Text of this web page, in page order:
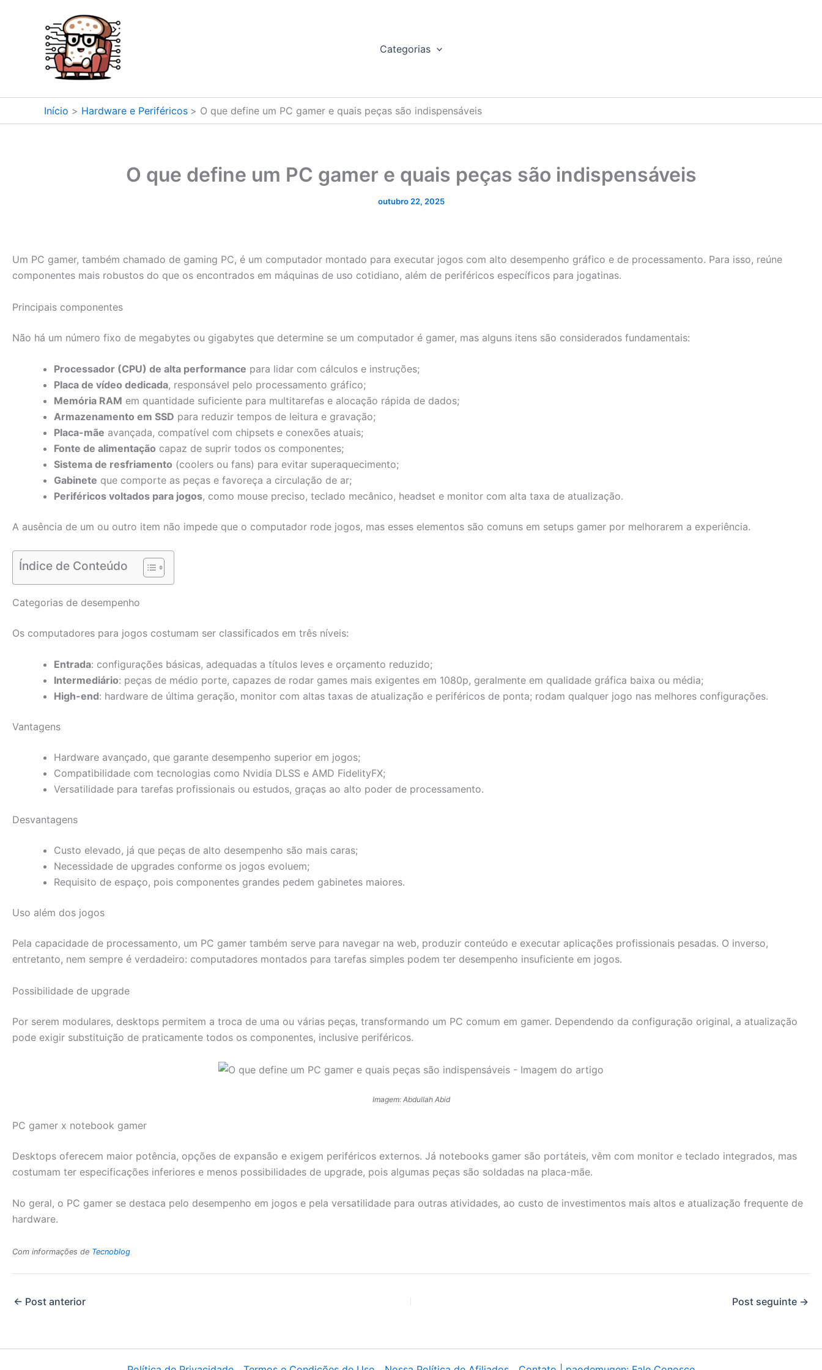
Categorias
Início Hardware e Periféricos O que define um PC gamer e quais peças são indispensáveis
O que define um PC gamer e quais peças são indispensáveis
outubro 22, 2025
Um PC gamer, também chamado de gaming PC, é um computador montado para executar jogos com alto desempenho gráfico e de processamento. Para isso, reúne
componentes mais robustos do que os encontrados em máquinas de uso cotidiano, além de periféricos específicos para jogatinas.
Principais componentes
Não há um número fixo de megabytes ou gigabytes que determine se um computador é gamer, mas alguns itens são considerados fundamentais:
Processador (CPU) de alta performance para lidar com cálculos e instruções;
Placa de vídeo dedicada, responsável pelo processamento gráfico;
Memória RAM em quantidade suficiente para multitarefas e alocação rápida de dados;
Armazenamento em SSD para reduzir tempos de leitura e gravação;
Placa-mãe avançada, compatível com chipsets e conexões atuais;
Fonte de alimentação capaz de suprir todos os componentes;
Sistema de resfriamento (coolers ou fans) para evitar superaquecimento;
Gabinete que comporte as peças e favoreça a circulação de ar;
Periféricos voltados para jogos, como mouse preciso, teclado mecânico, headset e monitor com alta taxa de atualização.
A ausência de um ou outro item não impede que o computador rode jogos, mas esses elementos são comuns em setups gamer por melhorarem a experiência.
Índice de Conteúdo
Categorias de desempenho
Os computadores para jogos costumam ser classificados em três níveis:
Entrada: configurações básicas, adequadas a títulos leves e orçamento reduzido;
Intermediário: peças de médio porte, capazes de rodar games mais exigentes em 1080p, geralmente em qualidade gráfica baixa ou média;
High-end: hardware de última geração, monitor com altas taxas de atualização e periféricos de ponta; rodam qualquer jogo nas melhores configurações.
Vantagens
Hardware avançado, que garante desempenho superior em jogos;
Compatibilidade com tecnologias como Nvidia DLSS e AMD FidelityFX;
Versatilidade para tarefas profissionais ou estudos, graças ao alto poder de processamento.
Desvantagens
Custo elevado, já que peças de alto desempenho são mais caras;
Necessidade de upgrades conforme os jogos evoluem;
Requisito de espaço, pois componentes grandes pedem gabinetes maiores.
Uso além dos jogos
Pela capacidade de processamento, um PC gamer também serve para navegar na web, produzir conteúdo e executar aplicações profissionais pesadas. O inverso,
entretanto, nem sempre é verdadeiro: computadores montados para tarefas simples podem ter desempenho insuficiente em jogos.
Possibilidade de upgrade
Por serem modulares, desktops permitem a troca de uma ou várias peças, transformando um PC comum em gamer. Dependendo da configuração original, a atualização
pode exigir substituição de praticamente todos os componentes, inclusive periféricos.
Imagem: Abdullah Abid
PC gamer x notebook gamer
Desktops oferecem maior potência, opções de expansão e exigem periféricos externos. Já notebooks gamer são portáteis, vêm com monitor e teclado integrados, mas
costumam ter especificações inferiores e menos possibilidades de upgrade, pois algumas peças são soldadas na placa-mãe.
No geral, o PC gamer se destaca pelo desempenho em jogos e pela versatilidade para outras atividades, ao custo de investimentos mais altos e atualização frequente de
hardware.
Com informações de Tecnoblog
← Post anterior Post seguinte →